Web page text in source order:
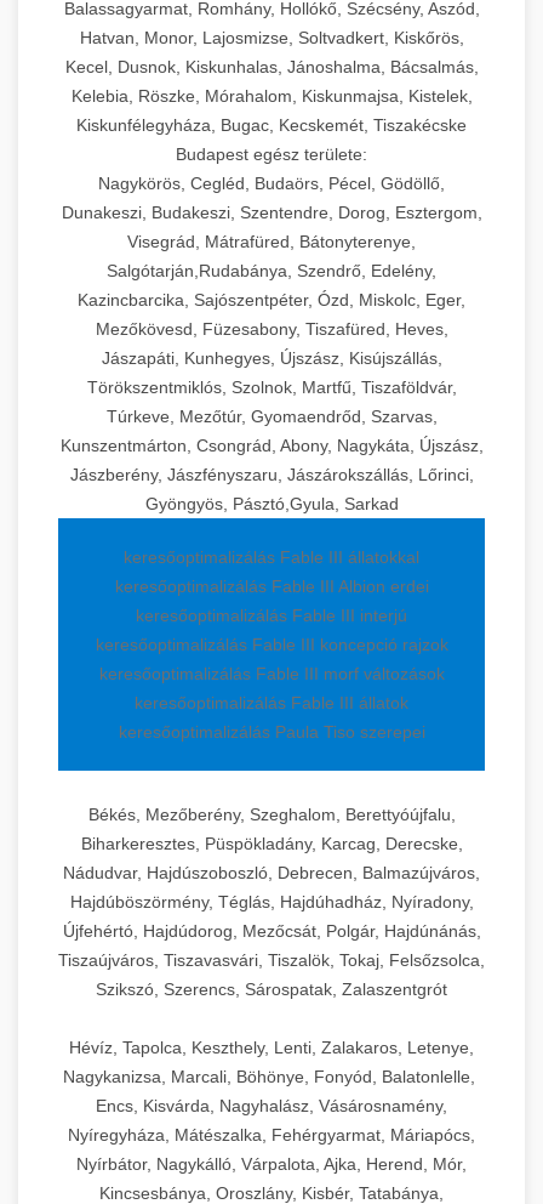
Balassagyarmat, Romhány, Hollókő, Szécsény, Aszód,
Hatvan, Monor, Lajosmizse, Soltvadkert, Kiskőrös,
Kecel, Dusnok, Kiskunhalas, Jánoshalma, Bácsalmás,
Kelebia, Röszke, Mórahalom, Kiskunmajsa, Kistelek,
Kiskunfélegyháza, Bugac, Kecskemét, Tiszakécske
Budapest egész területe:
Nagykörös, Cegléd, Budaörs, Pécel, Gödöllő,
Dunakeszi, Budakeszi, Szentendre, Dorog, Esztergom,
Visegrád, Mátrafüred, Bátonyterenye,
Salgótarján,Rudabánya, Szendrő, Edelény,
Kazincbarcika, Sajószentpéter, Ózd, Miskolc, Eger,
Mezőkövesd, Füzesabony, Tiszafüred, Heves,
Jászapáti, Kunhegyes, Újszász, Kisújszállás,
Törökszentmiklós, Szolnok, Martfű, Tiszaföldvár,
Túrkeve, Mezőtúr, Gyomaendrőd, Szarvas,
Kunszentmárton, Csongrád, Abony, Nagykáta, Újszász,
Jászberény, Jászfényszaru, Jászárokszállás, Lőrinci,
Gyöngyös, Pásztó,Gyula, Sarkad
keresőoptimalizálás Fable III állatokkal
keresőoptimalizálás Fable III Albion erdei
keresőoptimalizálás Fable III interjú
keresőoptimalizálás Fable III koncepció rajzok
keresőoptimalizálás Fable III morf változások
keresőoptimalizálás Fable III állatok
keresőoptimalizálás Paula Tiso szerepei
Békés, Mezőberény, Szeghalom, Berettyóújfalu,
Biharkeresztes, Püspökladány, Karcag, Derecske,
Nádudvar, Hajdúszoboszló, Debrecen, Balmazújváros,
Hajdúböszörmény, Téglás, Hajdúhadház, Nyíradony,
Újfehértó, Hajdúdorog, Mezőcsát, Polgár, Hajdúnánás,
Tiszaújváros, Tiszavasvári, Tiszalök, Tokaj, Felsőzsolca,
Szikszó, Szerencs, Sárospatak, Zalaszentgrót
Hévíz, Tapolca, Keszthely, Lenti, Zalakaros, Letenye,
Nagykanizsa, Marcali, Böhönye, Fonyód, Balatonlelle,
Encs, Kisvárda, Nagyhalász, Vásárosnamény,
Nyíregyháza, Mátészalka, Fehérgyarmat, Máriapócs,
Nyírbátor, Nagykálló, Várpalota, Ajka, Herend, Mór,
Kincsesbánya, Oroszlány, Kisbér, Tatabánya,